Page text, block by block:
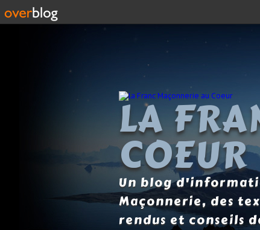
LA
COEUR
Un blog
Maçonnerie, des
rendus et conseils